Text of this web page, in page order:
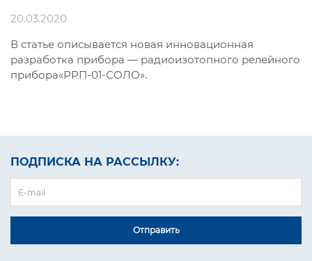
20.03.2020
В статье описывается новая инновационная
разработка прибора — радиоизотопного релейного
прибора«РРП-01-СОЛО».
ПОДПИСКА НА РАССЫЛКУ: